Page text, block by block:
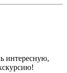
интересную,